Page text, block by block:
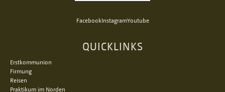
FacebookInstagramYoutube
QUICKLINKS
Erstkommunion
Firmung
Reisen
Praktikum im Norden